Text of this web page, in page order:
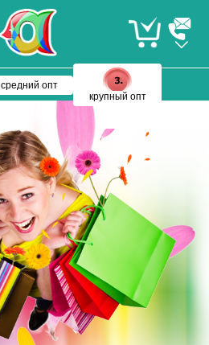
средний опт
крупный опт